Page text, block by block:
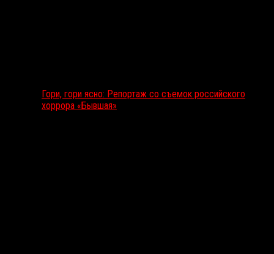
Гори, гори ясно: Репортаж со съемок российского
хоррора «Бывшая»